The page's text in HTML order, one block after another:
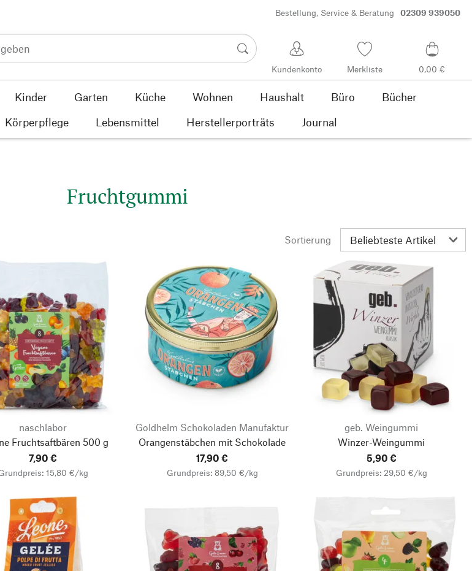
Bestellung, Service & Beratung 02309 939050
Kundenkonto Merkliste 0,00 €
Kinder Garten Küche Wohnen Haushalt Büro
Bücher
Körperpflege Lebensmittel Herstellerporträts Journal
Fruchtgummi
Sortierung
naschlabor
Fruchtsaftbären 500 g
7,90 €
15,80 €/kg
Goldhelm Schokoladen Manufaktur
Orangenstäbchen mit Schokolade
17,90 €
Grundpreis: 89,50 €/kg
geb. Weingummi
Winzer-Weingummi
5,90 €
Grundpreis: 29,50 €/kg